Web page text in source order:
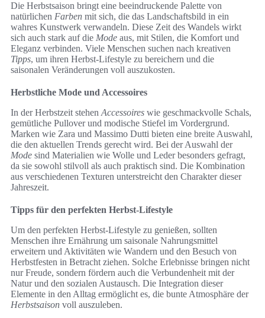
Die Herbstsaison bringt eine beeindruckende Palette von
natürlichen Farben mit sich, die das Landschaftsbild in ein
wahres Kunstwerk verwandeln. Diese Zeit des Wandels wirkt
sich auch stark auf die Mode aus, mit Stilen, die Komfort und
Eleganz verbinden. Viele Menschen suchen nach kreativen
Tipps, um ihren Herbst-Lifestyle zu bereichern und die
saisonalen Veränderungen voll auszukosten.
Herbstliche Mode und Accessoires
In der Herbstzeit stehen Accessoires wie geschmackvolle Schals,
gemütliche Pullover und modische Stiefel im Vordergrund.
Marken wie Zara und Massimo Dutti bieten eine breite Auswahl,
die den aktuellen Trends gerecht wird. Bei der Auswahl der
Mode sind Materialien wie Wolle und Leder besonders gefragt,
da sie sowohl stilvoll als auch praktisch sind. Die Kombination
aus verschiedenen Texturen unterstreicht den Charakter dieser
Jahreszeit.
Tipps für den perfekten Herbst-Lifestyle
Um den perfekten Herbst-Lifestyle zu genießen, sollten
Menschen ihre Ernährung um saisonale Nahrungsmittel
erweitern und Aktivitäten wie Wandern und den Besuch von
Herbstfesten in Betracht ziehen. Solche Erlebnisse bringen nicht
nur Freude, sondern fördern auch die Verbundenheit mit der
Natur und den sozialen Austausch. Die Integration dieser
Elemente in den Alltag ermöglicht es, die bunte Atmosphäre der
Herbstsaison voll auszuleben.